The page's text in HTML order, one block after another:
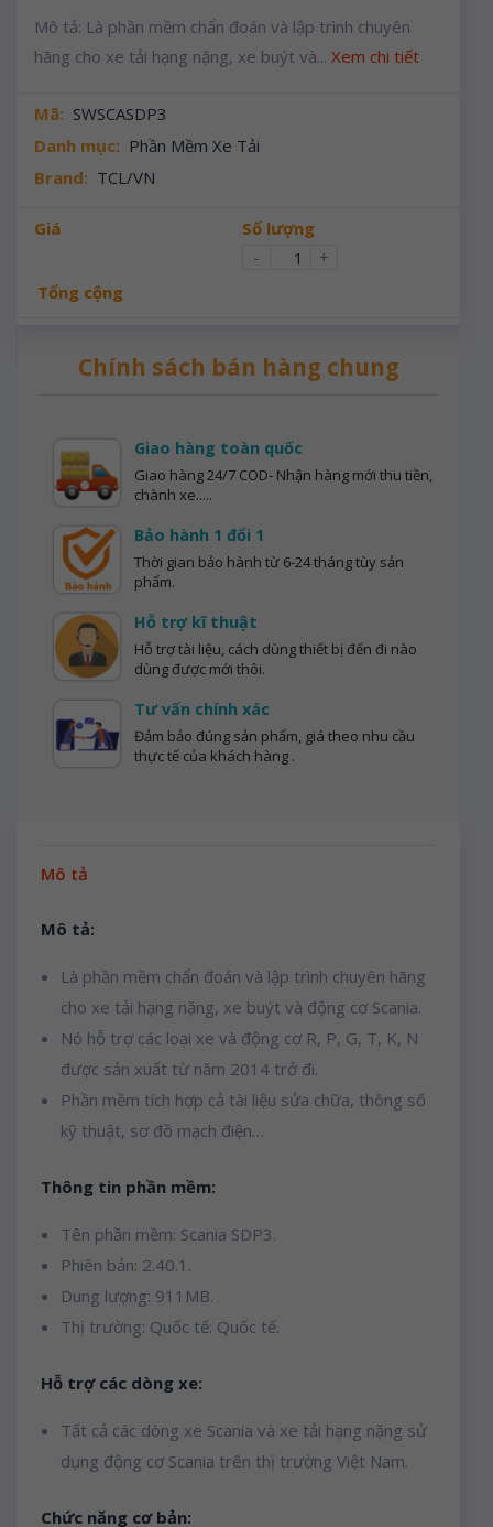
Mô tả: Là phần mềm chẩn đoán và lập trình chuyên
hãng cho xe tải hạng nặng, xe buýt và...Xem chi tiết
Mã: SWSCASDP3
Danh mục: Phần Mềm Xe Tải
Brand: TCL/VN
Giá
Số lượng
-
+
Tổng cộng
Chính sách bán hàng chung
Giao hàng toàn quốc
Giao hàng 24/7 COD- Nhận hàng mới thu tiền,
chành xe.....
Bảo hành 1 đổi 1
Thời gian bảo hành từ 6-24 tháng tùy sản
phẩm.
Hỗ trợ kĩ thuật
Hỗ trợ tài liệu, cách dùng thiết bị đến đi nào
dùng được mới thôi.
Tư vấn chính xác
Đảm bảo đúng sản phẩm, giá theo nhu cầu
thực tế của khách hàng .
Mô tả
Mô tả:
Là phần mềm chẩn đoán và lập trình chuyên hãng
cho xe tải hạng nặng, xe buýt và động cơ Scania.
Nó hỗ trợ các loại xe và động cơ R, P, G, T, K, N
được sản xuất từ năm 2014 trở đi.
Phần mềm tích hợp cả tài liệu sửa chữa, thông số
kỹ thuật, sơ đồ mạch điện…
Thông tin phần mềm:
Tên phần mềm: Scania SDP3.
Phiên bản: 2.40.1.
Dung lượng: 911MB.
Thị trường: Quốc tế: Quốc tế.
Hỗ trợ các dòng xe:
Tất cả các dòng xe Scania và xe tải hạng nặng sử
dụng động cơ Scania trên thị trường Việt Nam.
Chức năng cơ bản: